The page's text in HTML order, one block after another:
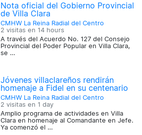
Nota oficial del Gobierno Provincial
de Villa Clara
CMHW La Reina Radial del Centro
2 visitas en 14 hours
A través del Acuerdo No. 127 del Consejo
Provincial del Poder Popular en Villa Clara,
se …
Jóvenes villaclareños rendirán
homenaje a Fidel en su centenario
CMHW La Reina Radial del Centro
2 visitas en 1 day
Amplio programa de actividades en Villa
Clara en homenaje al Comandante en Jefe.
Ya comenzó el …